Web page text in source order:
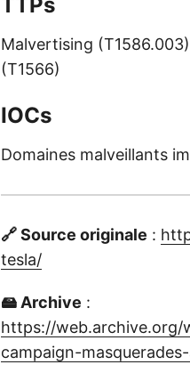
TTPs
Malvertising
(T1566)
IOCs
Domaines malveillants
🔗 Source originale :
tesla/
🖴 Archive :
https://web.archive.org/
campaign-